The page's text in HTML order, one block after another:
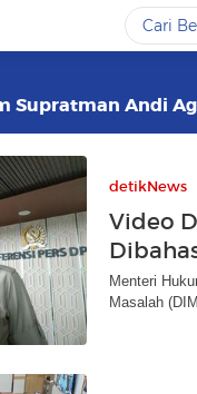
Supratman Andi
detikNews
Video
Menteri
Masalah